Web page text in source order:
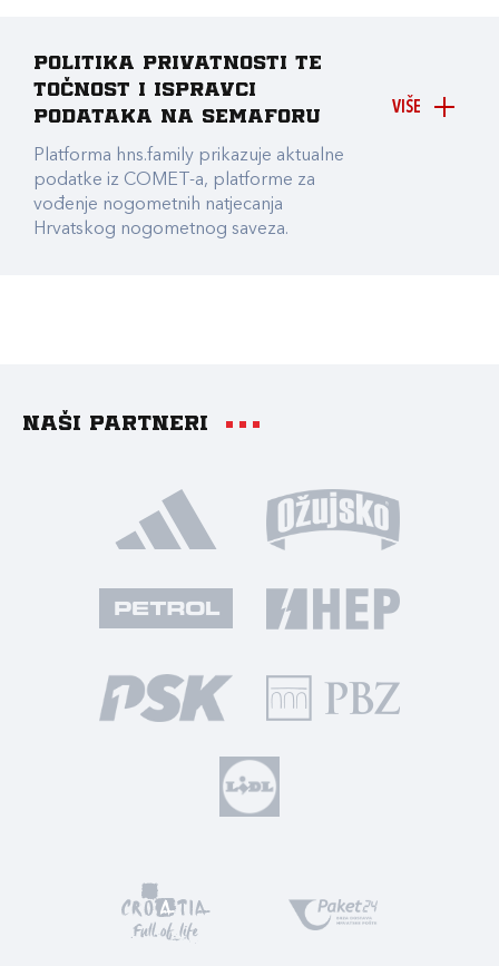
VIŠE
Politika privatnosti te
točnost i ispravci
podataka na Semaforu
Platforma hns.family prikazuje aktualne
podatke iz COMET-a, platforme za
vođenje nogometnih natjecanja
Hrvatskog nogometnog saveza.
Naši partneri